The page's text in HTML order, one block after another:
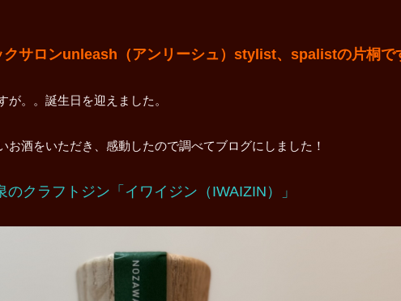
クサロンunleash（アンリーシュ）stylist、spalistの片桐で
。。誕生日を迎えました。
お酒をいただき、感動したので調べてブログにしました！
のクラフトジン「イワイジン（IWAIZIN）」